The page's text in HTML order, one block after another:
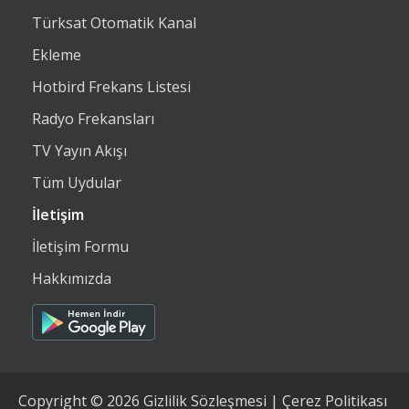
Türksat Otomatik Kanal
Ekleme
Hotbird Frekans Listesi
Radyo Frekansları
TV Yayın Akışı
Tüm Uydular
İletişim
İletişim Formu
Hakkımızda
Copyright © 2026 Gizlilik Sözleşmesi | Çerez Politikası